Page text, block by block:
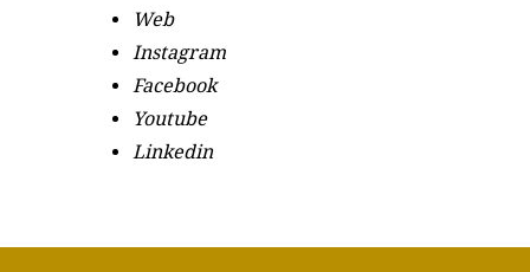
Web
Instagram
Facebook
Youtube
Linkedin